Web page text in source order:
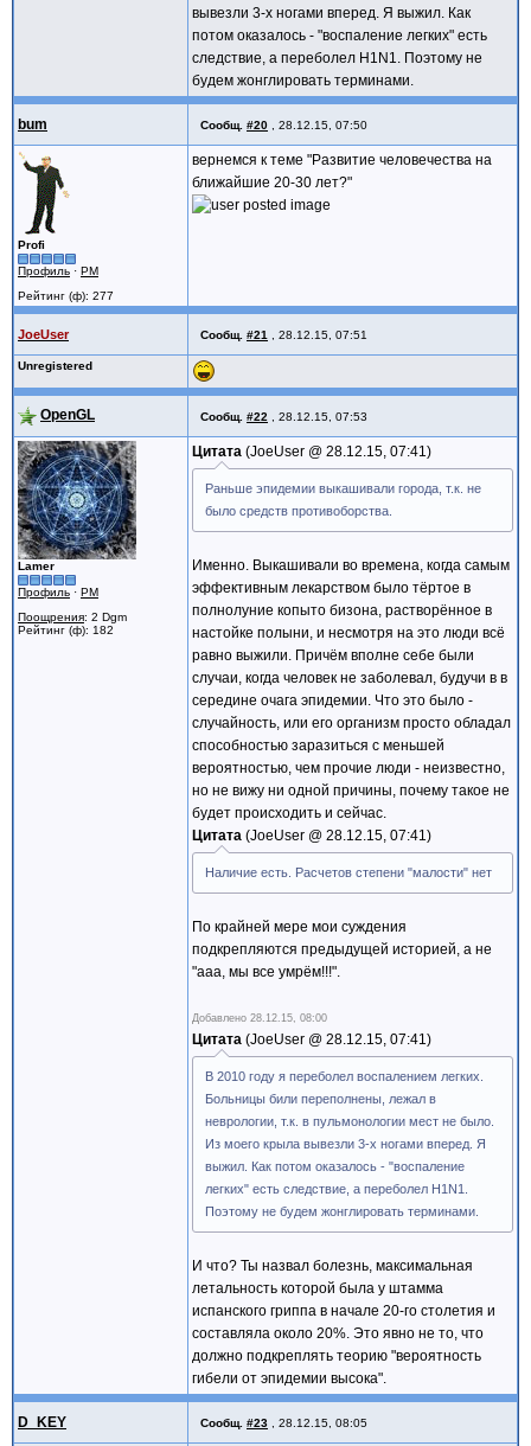
вывезли 3-х ногами вперед. Я выжил. Как
потом оказалось - "воспаление легких" есть
следствие, а переболел H1N1. Поэтому не
будем жонглировать терминами.
bum Сообщ. #20 28.12.15, 07:50
Profi
Профиль · PM
Рейтинг (ф): 277
вернемся к теме "Развитие человечества на
ближайшие 20-30 лет?"
JoeUser Сообщ. #21 28.12.15, 07:51
Unregistered
OpenGL Сообщ. #22 28.12.15, 07:53
Lamer
Профиль · PM
Поощрения: 2 Dgm
Рейтинг (ф): 182
Цитата JoeUser @ 28.12.15, 07:41
Раньше эпидемии выкашивали города, т.к. не
было средств противоборства.
Именно. Выкашивали во времена, когда самым
эффективным лекарством было тёртое в
полнолуние копыто бизона, растворённое в
настойке полыни, и несмотря на это люди всё
равно выжили. Причём вполне себе были
случаи, когда человек не заболевал, будучи в в
середине очага эпидемии. Что это было -
случайность, или его организм просто обладал
способностью заразиться с меньшей
вероятностью, чем прочие люди - неизвестно,
но не вижу ни одной причины, почему такое не
будет происходить и сейчас.
Цитата JoeUser @ 28.12.15, 07:41
Наличие есть. Расчетов степени "малости" нет
По крайней мере мои суждения
подкрепляются предыдущей историей, а не
"ааа, мы все умрём!!!".
Добавлено 28.12.15, 08:00
Цитата JoeUser @ 28.12.15, 07:41
В 2010 году я переболел воспалением легких.
Больницы били переполнены, лежал в
неврологии, т.к. в пульмонологии мест не было.
Из моего крыла вывезли 3-х ногами вперед. Я
выжил. Как потом оказалось - "воспаление
легких" есть следствие, а переболел H1N1.
Поэтому не будем жонглировать терминами.
И что? Ты назвал болезнь, максимальная
летальность которой была у штамма
испанского гриппа в начале 20-го столетия и
составляла около 20%. Это явно не то, что
должно подкреплять теорию "вероятность
гибели от эпидемии высока".
D_KEY Сообщ. #23 28.12.15, 08:05